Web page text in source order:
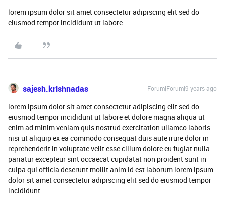
lorem ipsum dolor sit amet consectetur adipiscing elit sed do
eiusmod tempor incididunt ut labore
sajesh.krishnadas Forum|Forum|9 years ago
lorem ipsum dolor sit amet consectetur adipiscing elit sed do
eiusmod tempor incididunt ut labore et dolore magna aliqua ut
enim ad minim veniam quis nostrud exercitation ullamco laboris
nisi ut aliquip ex ea commodo consequat duis aute irure dolor in
reprehenderit in voluptate velit esse cillum dolore eu fugiat nulla
pariatur excepteur sint occaecat cupidatat non proident sunt in
culpa qui officia deserunt mollit anim id est laborum lorem ipsum
dolor sit amet consectetur adipiscing elit sed do eiusmod tempor
incididunt